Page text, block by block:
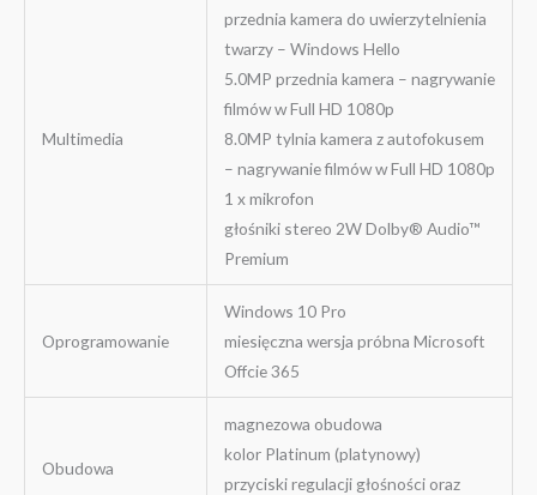
Multimedia
przednia kamera do uwierzytelnienia
twarzy – Windows Hello
5.0MP przednia kamera – nagrywanie
filmów w Full HD 1080p
8.0MP tylnia kamera z autofokusem
– nagrywanie filmów w Full HD 1080p
1 x mikrofon
głośniki stereo 2W Dolby® Audio™
Premium
Oprogramowanie
Windows 10 Pro
miesięczna wersja próbna Microsoft
Offcie 365
Obudowa
magnezowa obudowa
kolor Platinum (platynowy)
przyciski regulacji głośności oraz